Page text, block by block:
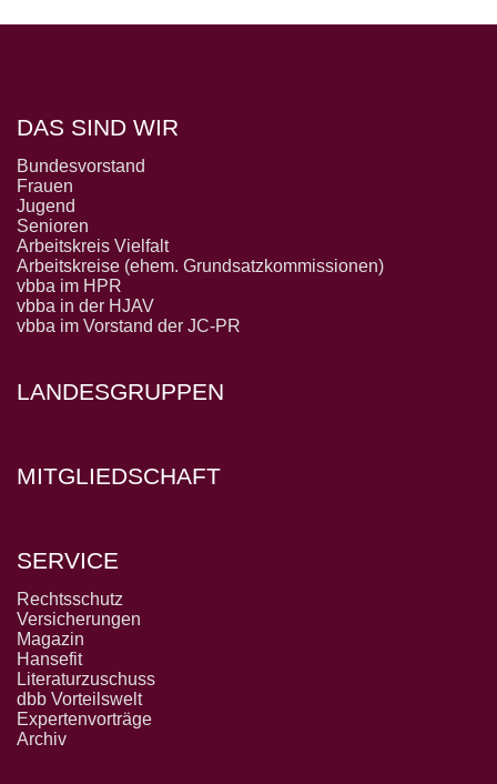
DAS SIND WIR
Bundesvorstand
Frauen
Jugend
Senioren
Arbeitskreis Vielfalt
Arbeitskreise (ehem. Grundsatzkommissionen)
vbba im HPR
vbba in der HJAV
vbba im Vorstand der JC-PR
LANDESGRUPPEN
MITGLIEDSCHAFT
SERVICE
Rechtsschutz
Versicherungen
Magazin
Hansefit
Literaturzuschuss
dbb Vorteilswelt
Expertenvorträge
Archiv